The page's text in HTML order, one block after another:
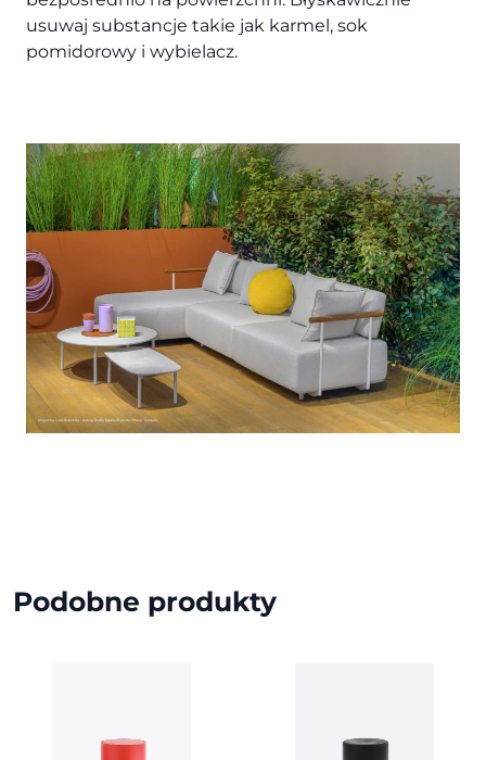
usuwaj substancje takie jak karmel, sok
pomidorowy i wybielacz.
Podobne produkty